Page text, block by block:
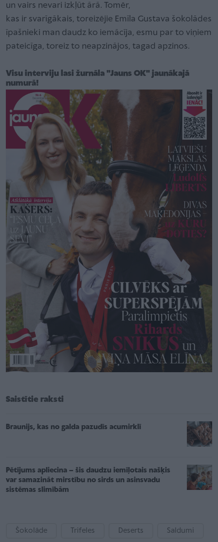
un vairs nevari izkļūt ārā. Tomēr,
kas ir svarīgākais, toreizējie Emīla Gustava šokolādes
īpašnieki man daudz ko iemācīja, esmu par to viņiem
pateicīga, toreiz to neapzinājos, tagad apzinos.
Visu interviju lasi žurnāla "Jauns OK" jaunākajā
numurā!
Saistītie raksti
Braunijs, kas no galda pazudīs acumirklī
Pētījums apliecina – šis daudzu iemīļotais našķis
var samazināt mirstību no sirds un asinsvadu
sistēmas slimībām
Šokolāde Trifeles Deserts Saldumi